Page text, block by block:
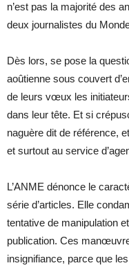
n’est pas la majorité des
deux journalistes du
Dès lors, se pose la
aoûtienne sous couvert
de leurs vœux les
dans leur tête. Et si
naguère dit de référence,
et surtout au service
L’ANME dénonce le
série d’articles. Elle
tentative de manipulation
publication. Ces
insignifiance, parce que